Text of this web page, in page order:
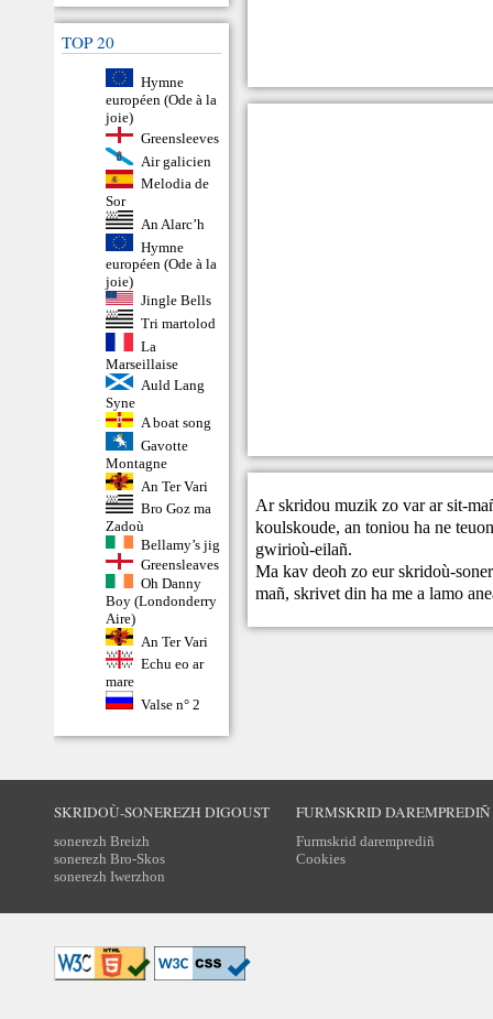
TOP 20
Hymne
européen (Ode à la
joie)
Greensleeves
Air galicien
Melodia de
Sor
An Alarc’h
Hymne
européen (Ode à la
joie)
Jingle Bells
Tri martolod
La
Marseillaise
Auld Lang
Syne
A boat song
Gavotte
Montagne
An Ter Vari
Bro Goz ma
Zadoù
Bellamy’s jig
Greensleaves
Oh Danny
Boy (Londonderry
Aire)
An Ter Vari
Echu eo ar
mare
Valse n° 2
Ar skridou muzik zo var ar sit-
koulskoude, an toniou ha ne
gwirioù-eilañ.
Ma kav deoh zo eur skridoù-
mañ,skrivet din ha me a lamo
SKRIDOÙ-SONEREZH DIGOUST
sonerezh Breizh
sonerezh Bro-Skos
sonerezh Iwerzhon
FURMSKRID DAREMPREDIÑ
Furmskrid daremprediñ
Cookies